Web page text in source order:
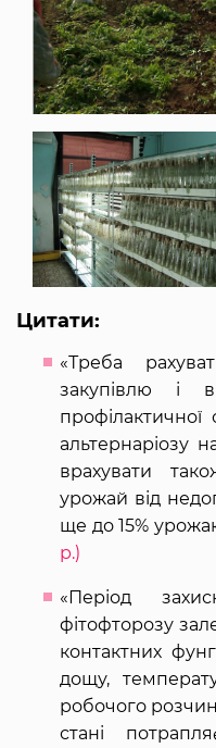
Цитати:
«Треба
закупівлю і
альтернаріозу
врахувати
урожай від
ще до 15%
р.)
«Період
фітофторозу
контактних
дощу,
робочого
стані